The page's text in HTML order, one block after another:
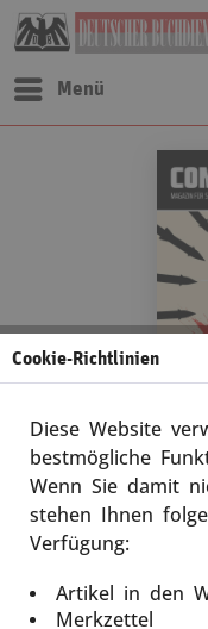
Menü
COMPACT-
Krieg gegen
Artikel-Nr.: 13539
Cookie-Richtlinien
Diese Website
bestmögliche
Wenn Sie damit
stehen Ihnen
Verfügung:
Artikel in den
Merkzettel